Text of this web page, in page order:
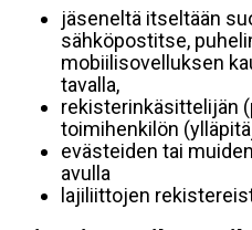
jäseneltä itseltään
sähköpostitse,
mobiilisovelluksen
tavalla,
rekisterinkäsittelijän
toimihenkilön
evästeiden tai
avulla
lajiliittojen